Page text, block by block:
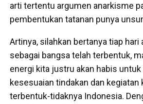
arti tertentu argumen anarkisme
pembentukan tatanan punya
Artinya, silahkan bertanya tiap hari
sebagai bangsa telah terbentuk,
energi kita justru akan habis
kesesuaian tindakan dan kegiatan
terbentuk-tidaknya Indonesia.